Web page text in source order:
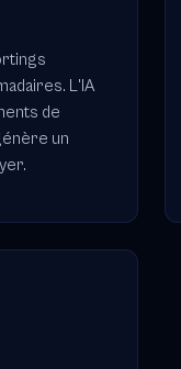
L'IA
de
un